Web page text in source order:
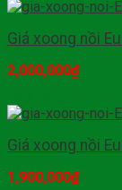
Giá xoong nồi
2,000,000₫
Giá xoong nồi
1,900,000₫